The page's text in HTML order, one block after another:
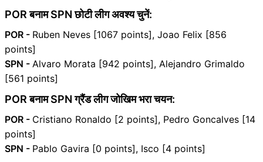
POR बनाम SPN छोटी लीग अवश्य चुनें:
POR - Ruben Neves [1067 points], Joao Felix [856
points]
SPN - Alvaro Morata [942 points], Alejandro Grimaldo
[561 points]
POR बनाम SPN ग्रैंड लीग जोखिम भरा चयन:
POR - Cristiano Ronaldo [2 points], Pedro Goncalves [14
points]
SPN - Pablo Gavira [0 points], Isco [4 points]